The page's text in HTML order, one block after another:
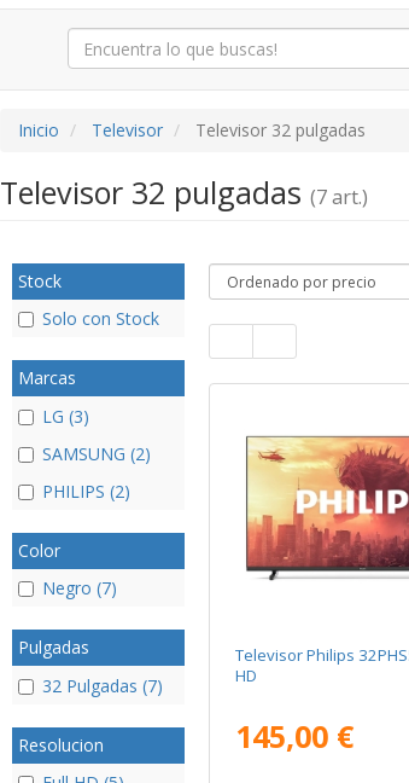
Inicio Televisor Televisor 32 pulgadas
Televisor 32 pulgadas (7 art.)
Stock
Solo con Stock
Marcas
LG (3)
SAMSUNG (2)
PHILIPS (2)
Color
Negro (7)
Pulgadas
32 Pulgadas (7)
Resolucion
Televisor Philips
HD
145,00 €